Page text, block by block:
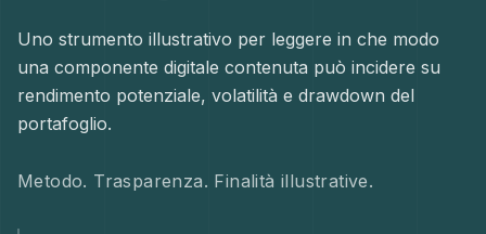
Uno strumento illustrativo per leggere in che modo
una componente digitale contenuta può incidere su
rendimento potenziale, volatilità e drawdown del
portafoglio.
Metodo. Trasparenza. Finalità illustrative.